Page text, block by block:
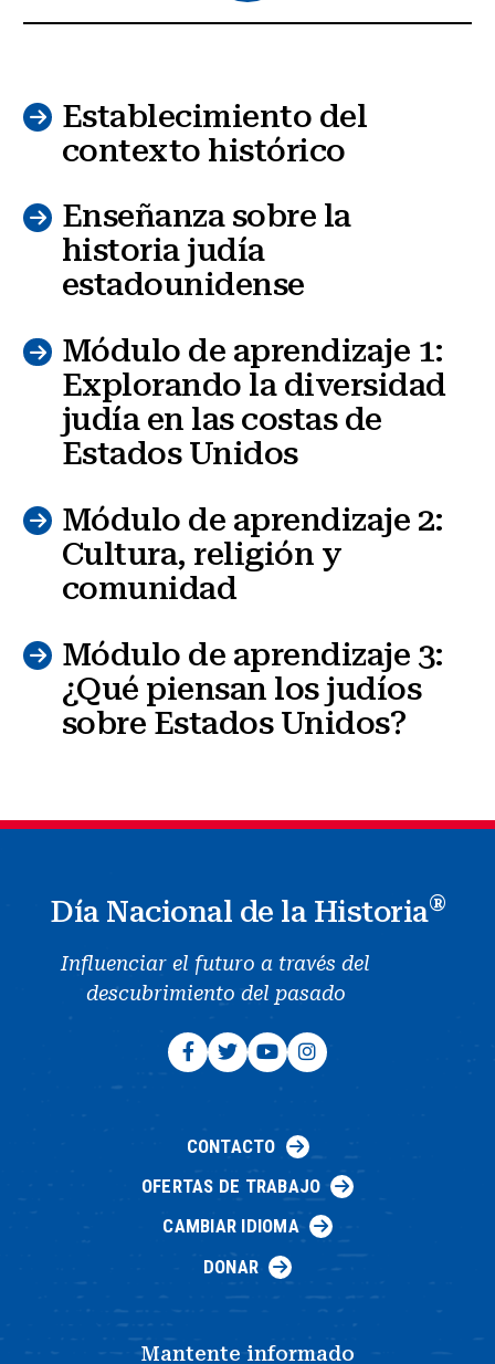
Establecimiento del
contexto histórico
Enseñanza sobre la
historia judía
estadounidense
Módulo de aprendizaje 1:
Explorando la diversidad
judía en las costas de
Estados Unidos
Módulo de aprendizaje 2:
Cultura, religión y
comunidad
Módulo de aprendizaje 3:
¿Qué piensan los judíos
sobre Estados Unidos?
Día Nacional de la Historia®
Influenciar el futuro a través del
descubrimiento del pasado
CONTACTO
OFERTAS DE TRABAJO
CAMBIAR IDIOMA
DONAR
Mantente informado